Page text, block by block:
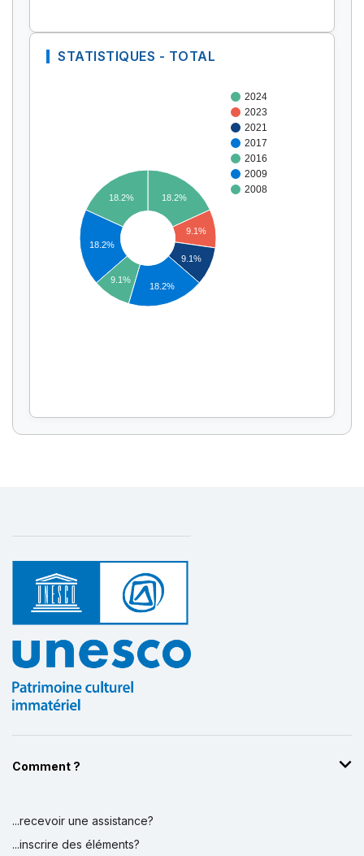
Affichage par
STATISTIQUES - TOTAL
2024
2023
2021
2017
2016
2009
2008
18.2%
9.1%
9.1%
18.2%
18.2%
9.1%
18.2%
Comment ?
...recevoir une assistance?
...inscrire des éléments?